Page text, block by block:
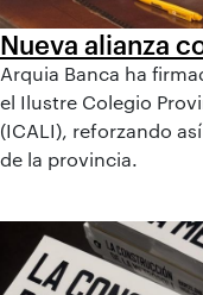
Nueva alianza
Arquia Banca ha
el Ilustre Colegio
(ICALI), reforzando
de la provincia.